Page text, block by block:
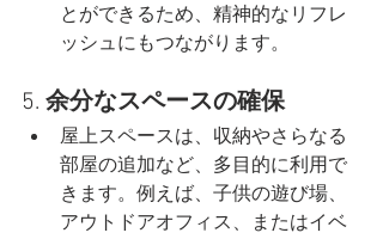
とができるため、精神的なリフレ
ッシュにもつながります。
5. 余分なスペースの確保
屋上スペースは、収納やさらなる
部屋の追加など、多目的に利用で
きます。例えば、子供の遊び場、
アウトドアオフィス、またはイベ